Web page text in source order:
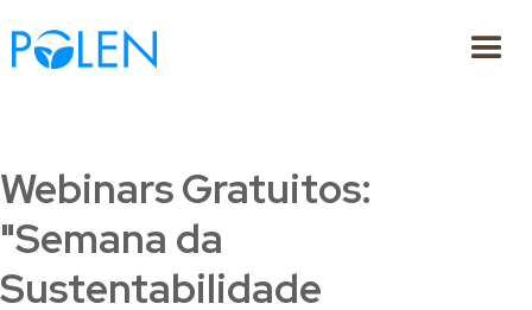
Webinars Gratuitos:
"Semana da
Sustentabilidade